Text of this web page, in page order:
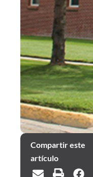
Compartir este
artículo